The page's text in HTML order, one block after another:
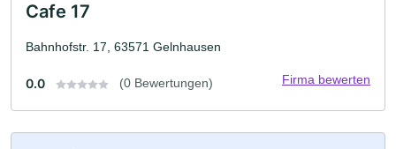
Cafe 17
Bahnhofstr. 17, 63571 Gelnhausen
0.0 (0 Bewertungen) Firma bewerten